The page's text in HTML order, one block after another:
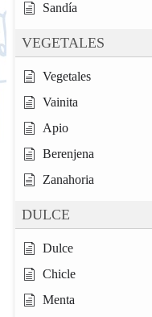
Sandía
VEGETALES
Vegetales
Vainita
Apio
Berenjena
Zanahoria
DULCE
Dulce
Chicle
Menta